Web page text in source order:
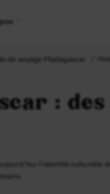
de voyage Madagascar
:
l’identité culturelle